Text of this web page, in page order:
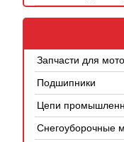
Запчасти для
Подшипники
Цепи
Снегоуборочные